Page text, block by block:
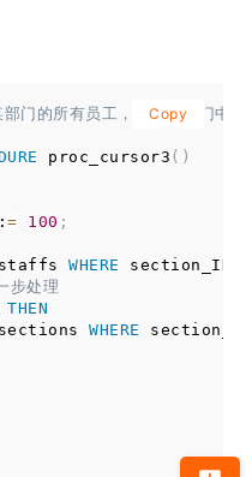
的所有员工，如果该部门中
proc_cursor3 ( )
= 100 ;
staffs WHERE section_ID
步处理
THEN
sections WHERE
Copy